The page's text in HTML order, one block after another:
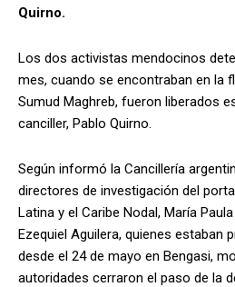
Quirno.
Los dos activistas mendocinos
mes, cuando se encontraban en la
Sumud Maghreb, fueron liberados
canciller, Pablo Quirno.
Según informó la Cancillería
directores de investigación del
Latina y el Caribe Nodal, María
Ezequiel Aguilera, quienes estaban
desde el 24 de mayo en Bengasi,
autoridades cerraron el paso de la